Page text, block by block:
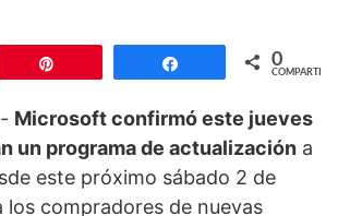
Compartir 0
COMPARTIR
Microsoft confirmó este jueves
un programa de actualización a
este próximo sábado 2 de
los compradores de nuevas